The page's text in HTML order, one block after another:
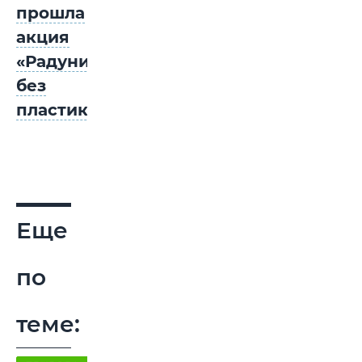
прошла
акция
«Радуница
без
пластика»
Еще
по
теме: